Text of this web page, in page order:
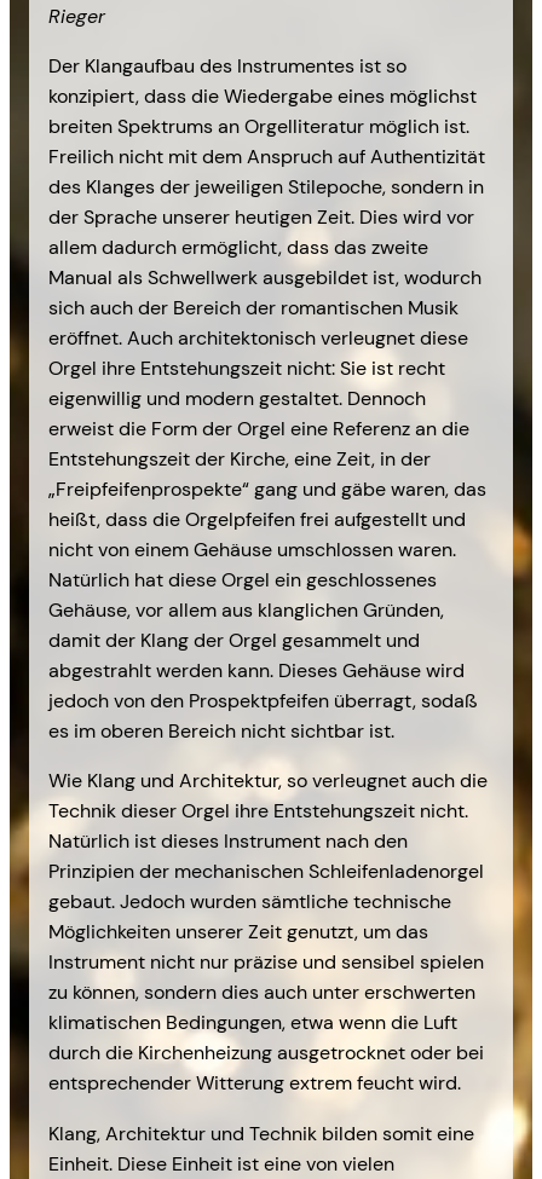
Rieger
Der Klangaufbau des Instrumentes ist so
konzipiert, dass die Wiedergabe eines möglichst
breiten Spektrums an Orgelliteratur möglich ist.
Freilich nicht mit dem Anspruch auf Authentizität
des Klanges der jeweiligen Stilepoche, sondern in
der Sprache unserer heutigen Zeit. Dies wird vor
allem dadurch ermöglicht, dass das zweite
Manual als Schwellwerk ausgebildet ist, wodurch
sich auch der Bereich der romantischen Musik
eröffnet. Auch architektonisch verleugnet diese
Orgel ihre Entstehungszeit nicht: Sie ist recht
eigenwillig und modern gestaltet. Dennoch
erweist die Form der Orgel eine Referenz an die
Entstehungszeit der Kirche, eine Zeit, in der
„Freipfeifenprospekte“ gang und gäbe waren, das
heißt, dass die Orgelpfeifen frei aufgestellt und
nicht von einem Gehäuse umschlossen waren.
Natürlich hat diese Orgel ein geschlossenes
Gehäuse, vor allem aus klanglichen Gründen,
damit der Klang der Orgel gesammelt und
abgestrahlt werden kann. Dieses Gehäuse wird
jedoch von den Prospektpfeifen überragt, sodaß
es im oberen Bereich nicht sichtbar ist.
Wie Klang und Architektur, so verleugnet auch die
Technik dieser Orgel ihre Entstehungszeit nicht.
Natürlich ist dieses Instrument nach den
Prinzipien der mechanischen Schleifenladenorgel
gebaut. Jedoch wurden sämtliche technische
Möglichkeiten unserer Zeit genutzt, um das
Instrument nicht nur präzise und sensibel spielen
zu können, sondern dies auch unter erschwerten
klimatischen Bedingungen, etwa wenn die Luft
durch die Kirchenheizung ausgetrocknet oder bei
entsprechender Witterung extrem feucht wird.
Klang, Architektur und Technik bilden somit eine
Einheit. Diese Einheit ist eine von vielen